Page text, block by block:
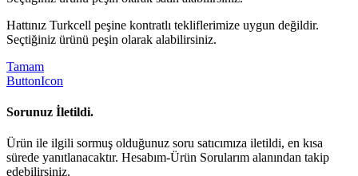
Hattınız Turkcell peşine kontratlı tekliflerimize uygun değildir.
Seçtiğiniz ürünü peşin olarak alabilirsiniz.
Tamam
ButtonIcon
Sorunuz İletildi.
Ürün ile ilgili sormuş olduğunuz soru satıcımıza iletildi, en kısa
sürede yanıtlanacaktır. Hesabım-Ürün Sorularım alanından takip
edebilirsiniz.